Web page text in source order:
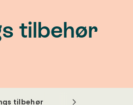
tilbehør
tilbehør